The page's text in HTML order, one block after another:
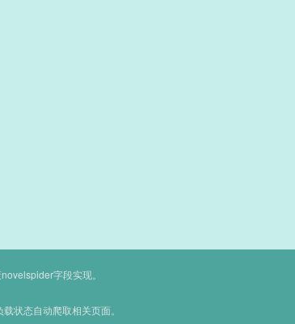
字段实现。
状态自动爬取相关页面。